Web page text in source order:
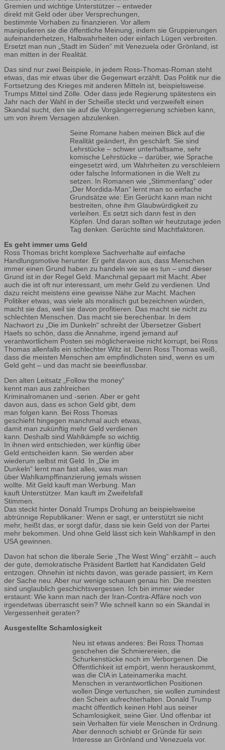
Gremien und wichtige Unterstützer – entweder
direkt mit Geld oder über Versprechungen,
bestimmte Vorhaben zu finanzieren. Vor allem
manipulieren sie die öffentliche Meinung, indem sie Gruppierungen
aufeinanderhetzen, Halbwahrheiten oder einfach Lügen verbreiten.
Ersetzt man nun „Stadt im Süden“ mit Venezuela oder Grönland, ist
man mitten in der Realität.
Das sind nur zwei Beispiele, in jedem Ross-Thomas-Roman steht
etwas, das mir etwas über die Gegenwart erzählt. Das Politik nur die
Fortsetzung des Krieges mit anderen Mitteln ist, beispielsweise.
Trumps Mittel sind Zölle. Oder dass jede Regierung spätestens ein
Jahr nach der Wahl in der Scheiße steckt und verzweifelt einen
Skandal sucht, den sie auf die Vorgängerregierung schieben kann,
um von ihrem Versagen abzulenken.
Seine Romane haben meinen Blick auf die
Realität geändert, ihn geschärft. Sie sind
Lehrstücke – schwer unterhaltsame, sehr
komische Lehrstücke – darüber, wie Sprache
eingesetzt wird, um Wahrheiten zu verschleiern
oder falsche Informationen in die Welt zu
setzen. In Romanen wie „Stimmenfang“ oder
„Der Mordida-Man“ lernt man so einfache
Grundsätze wie: Ein Gerücht kann man nicht
bestreiten, ohne ihm Glaubwürdigkeit zu
verleihen. Es setzt sich dann fest in den
Köpfen. Und daran sollten wir heutzutage jeden
Tag denken. Gerüchte sind Machtfaktoren.
Es geht immer ums Geld
Ross Thomas bricht komplexe Sachverhalte auf einfache
Handlungsmotive herunter. Er geht davon aus, dass Menschen
immer einen Grund haben zu handeln wie sie es tun – und dieser
Grund ist in der Regel Geld. Manchmal gepaart mit Macht. Aber
auch die ist oft nur interessant, um mehr Geld zu verdienen. Und
dazu reicht meistens eine gewisse Nähe zur Macht. Machen
Politiker etwas, was viele als moralisch gut bezeichnen würden,
macht sie das, weil sie davon profitieren. Das macht sie nicht zu
schlechten Menschen. Das macht sie berechenbar. In dem
Nachwort zu „Die im Dunkeln“ schreibt der Übersetzer Gisbert
Haefs so schön, dass die Annahme, irgend jemand auf
verantwortlichem Posten sei möglicherweise nicht korrupt, bei Ross
Thomas allenfalls ein schlechter Witz ist. Denn Ross Thomas weiß,
dass die meisten Menschen am empfindlichsten sind, wenn es um
Geld geht – und das macht sie beeinflussbar.
Den alten Leitsatz „Follow the money“
kennt man aus zahlreichen
Kriminalromanen und -serien. Aber er geht
davon aus, dass es schon Geld gibt, dem
man folgen kann. Bei Ross Thomas
geschieht hingegen manchmal auch etwas,
damit man zukünftig mehr Geld verdienen
kann. Deshalb sind Wahlkämpfe so wichtig.
In ihnen wird entschieden, wer künftig über
Geld entscheiden kann. Sie werden aber
wiederum selbst mit Geld. In „Die im
Dunkeln“ lernt man fast alles, was man
über Wahlkampffinanzierung jemals wissen
wollte. Mit Geld kauft man Werbung. Man
kauft Unterstützer. Man kauft im Zweifelsfall
Stimmen.
Das steckt hinter Donald Trumps Drohung an beispielsweise
abtrünnige Republikaner: Wenn er sagt, er unterstützt sie nicht
mehr, heißt das, er sorgt dafür, dass sie kein Geld von der Partei
mehr bekommen. Und ohne Geld lässt sich kein Wahlkampf in den
USA gewinnen.
Davon hat schon die liberale Serie „The West Wing“ erzählt – auch
der gute, demokratische Präsident Bartlett hat Kandidaten Geld
entzogen. Ohnehin ist nichts davon, was gerade passiert, im Kern
der Sache neu. Aber nur wenige schauen genau hin. Die meisten
sind unglaublich geschichtsvergessen. Ich bin immer wieder
erstaunt: Wie kann man nach der Iran-Contra-Affäre noch von
irgendetwas überrascht sein? Wie schnell kann so ein Skandal in
Vergessenheit geraten?
Ausgestellte Schamlosigkeit
Neu ist etwas anderes: Bei Ross Thomas
geschehen die Schmierereien, die
Schurkenstücke noch im Verborgenen. Die
Öffentlichkeit ist empört, wenn herauskommt,
was die CIA in Lateinamerika macht.
Menschen in verantwortlichen Positionen
wollen Dinge vertuschen, sie wollen zumindest
den Schein aufrechterhalten. Donald Trump
macht öffentlich keinen Hehl aus seiner
Schamlosigkeit, seine Gier. Und offenbar ist
sein Verhalten für viele Menschen in Ordnung.
Aber dennoch schiebt er Gründe für sein
Interesse an Grönland und Venezuela vor.